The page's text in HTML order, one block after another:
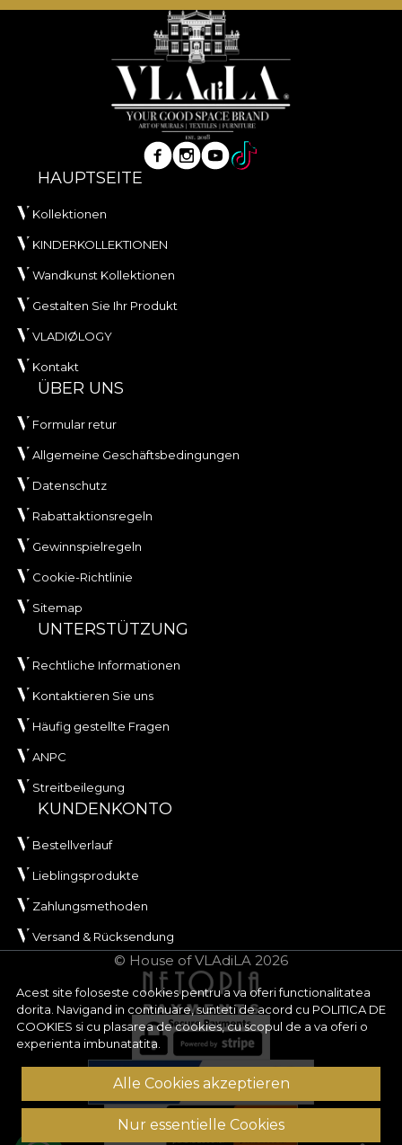
Acest site foloseste cookies pentru a va oferi functionalitatea
dorita. Navigand in continuare, sunteti de acord cu POLITICA DE
COOKIES si cu plasarea de cookies, cu scopul de a va oferi o
experienta imbunatatita.
Alle Cookies akzeptieren
Nur essentielle Cookies
HAUPTSEITE
Kollektionen
KINDERKOLLEKTIONEN
Wandkunst Kollektionen
Gestalten Sie Ihr Produkt
VLADIØLOGY
Kontakt
ÜBER UNS
Formular retur
Allgemeine Geschäftsbedingungen
Datenschutz
Rabattaktionsregeln
Gewinnspielregeln
Cookie-Richtlinie
Sitemap
UNTERSTÜTZUNG
Rechtliche Informationen
Kontaktieren Sie uns
Häufig gestellte Fragen
ANPC
Streitbeilegung
KUNDENKONTO
Bestellverlauf
Lieblingsprodukte
Zahlungsmethoden
Versand & Rücksendung
© House of VLAdiLA 2026